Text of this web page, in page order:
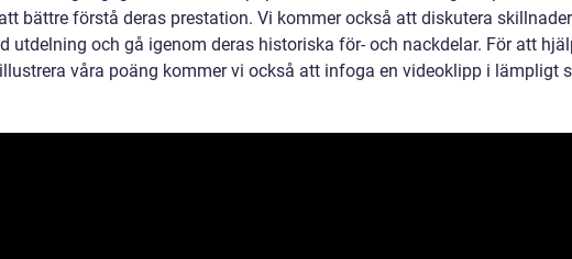
bättre förstå deras prestation. Vi kommer också att diskutera
utdelning och gå igenom deras historiska för- och nackdelar. För att
våra poäng kommer vi också att infoga en videoklipp i lämpligt